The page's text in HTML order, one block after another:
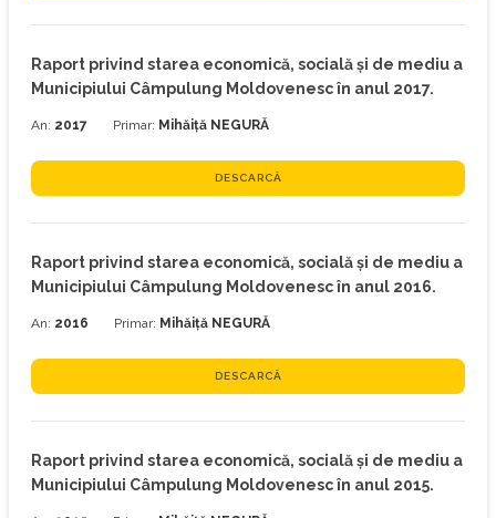
Raport privind starea economică, socială şi de mediu a
Municipiului Câmpulung Moldovenesc în anul 2017.
An: 2017 Primar: Mihăiță NEGURĂ
DESCARCĂ
Raport privind starea economică, socială şi de mediu a
Municipiului Câmpulung Moldovenesc în anul 2016.
An: 2016 Primar: Mihăiță NEGURĂ
DESCARCĂ
Raport privind starea economică, socială şi de mediu a
Municipiului Câmpulung Moldovenesc în anul 2015.